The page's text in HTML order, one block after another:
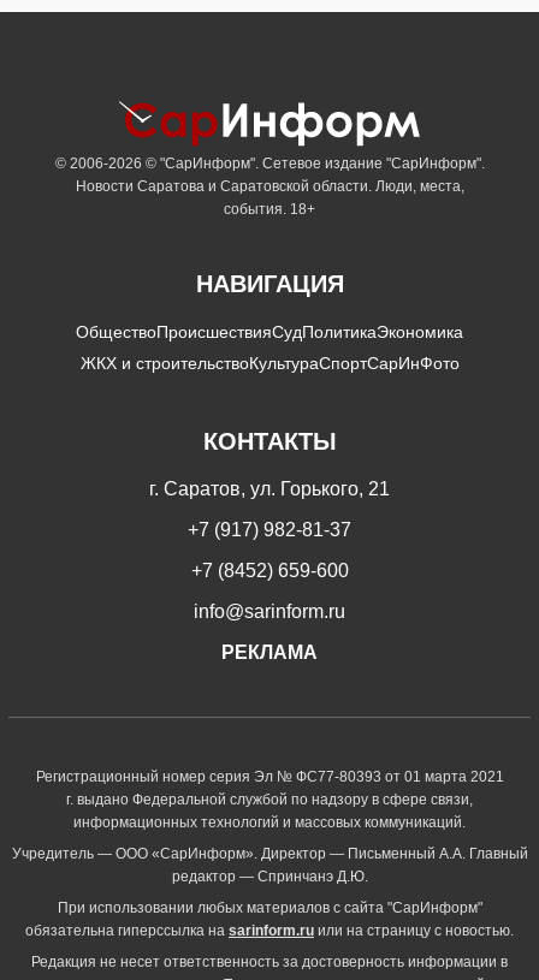
© 2006-2026 © "СарИнформ". Сетевое издание "СарИнформ".
Новости Саратова и Саратовской области. Люди, места,
события. 18+
НАВИГАЦИЯ
ОбществоПроисшествияСудПолитикаЭкономика
ЖКХ и строительствоКультураСпортСарИнФото
КОНТАКТЫ
г. Саратов, ул. Горького, 21
+7 (917) 982-81-37
+7 (8452) 659-600
info@sarinform.ru
РЕКЛАМА
Регистрационный номер серия Эл № ФС77-80393 от 01 марта 2021
г. выдано Федеральной службой по надзору в сфере связи,
информационных технологий и массовых коммуникаций.
Учредитель — ООО «СарИнформ». Директор — Письменный А.А. Главный
редактор — Спринчанэ Д.Ю.
При использовании любых материалов с сайта "СарИнформ"
обязательна гиперссылка на sarinform.ru или на страницу с новостью.
Редакция не несет ответственность за достоверность информации в